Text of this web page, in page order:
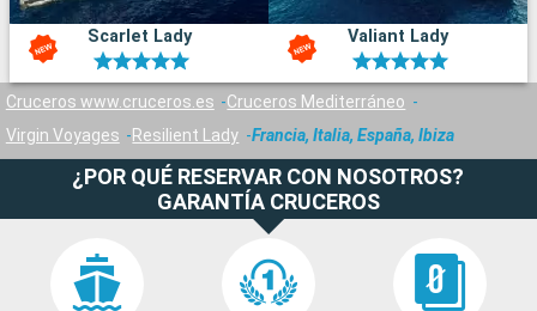
Scarlet Lady Valiant Lady
Cruceros www.cruceros.es
Cruceros Mediterráneo
Virgin Voyages
Resilient Lady Francia, Italia, España, Ibiza
¿POR QUÉ RESERVAR CON NOSOTROS?
GARANTÍA CRUCEROS